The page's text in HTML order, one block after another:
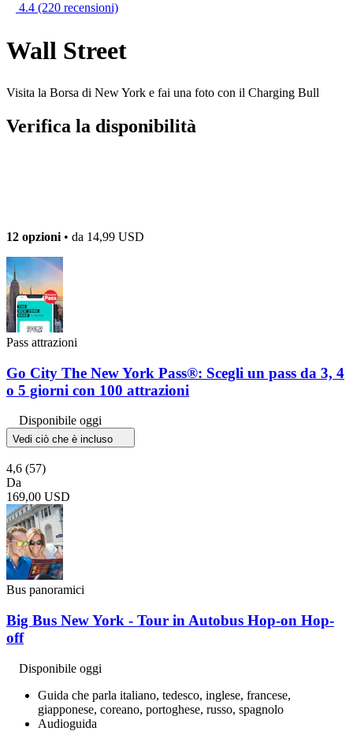
4.4 (220 recensioni)
Wall Street
Visita la Borsa di New York e fai una foto con il Charging Bull
Verifica la disponibilità
12 opzioni • da 14,99 USD
Pass attrazioni
Go City The New York Pass®: Scegli un pass da 3, 4
o 5 giorni con 100 attrazioni
Disponibile oggi
Vedi ciò che è incluso
4,6 (57)
Da
169,00 USD
Bus panoramici
Big Bus New York - Tour in Autobus Hop-on Hop-
off
Disponibile oggi
Guida che parla italiano, tedesco, inglese, francese,
giapponese, coreano, portoghese, russo, spagnolo
Audioguida